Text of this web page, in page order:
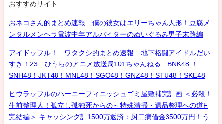
おすすめサイト
おネコさん的まとめ速報 僕の彼女はエリーちゃん人形！豆腐メ
ンタルメンヘラ電波中年アルバイターのぬいぐるみ男子末路編
アイドッフル！ ワタクシ的まとめ速報 地下格闘アイドルだい
すき！23 ひうらのアニメ放送局101ちゃんねる BNK48 ！
SNH48！JKT48！MNL48！SGO48！GNZ48！STU48！SKE48
ヒウラッフルのハーニーフィニッシュゴミ屋敷補完計画 ＜必殺！
生前整理人！孤立し孤独死からの～特殊清掃・遺品整理への道F
完結編＞ キャッシング計1500万返済：厨二病借金3500万円！う